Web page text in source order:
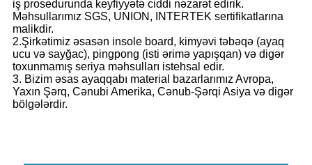
iş prosedurunda keyfiyyətə ciddi nəzarət edirik.
Məhsullarımız SGS, UNION, INTERTEK sertifikatlarına
malikdir.
2.Şirkətimiz əsasən insole board, kimyəvi təbəqə (ayaq
ucu və sayğac), pingpong (isti ərimə yapışqan) və digər
toxunmamış seriya məhsulları istehsal edir.
3. Bizim əsas ayaqqabı material bazarlarımız Avropa,
Yaxın Şərq, Cənubi Amerika, Cənub-Şərqi Asiya və digər
bölgələrdir.